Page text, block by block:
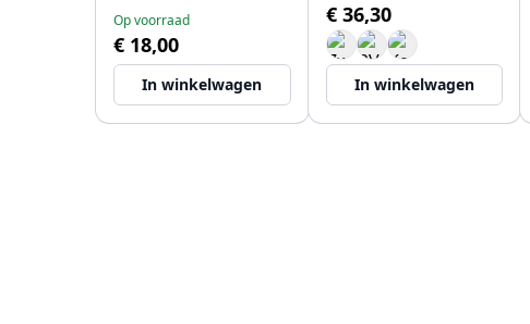
32
Op voorraad
€ 18,00
In winkelwagen
€ 36,30
In winkelwagen